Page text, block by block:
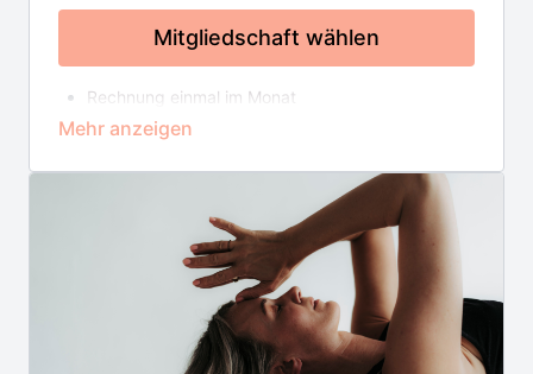
Mitgliedschaft wählen
Rechnung einmal im Monat
39€ im Monat
Enthalten im Golden Circle
10 tägige LIVE Meditationskurse
Premium On Demand Meditationskurse
On Demand Mediathek mit 210+Videos
4-6 Online-Yoga/Meditationsklassen pro Monat
Yoga Alignment Coaching @home
Path to Connection Monthly
Buddhist Story & Study Sessions